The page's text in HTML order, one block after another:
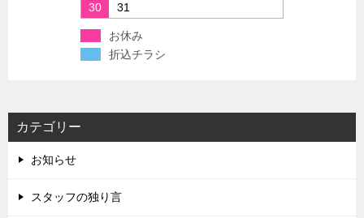
30
31
お休み
折込チラシ
カテゴリー
お知らせ
スタッフの独り言